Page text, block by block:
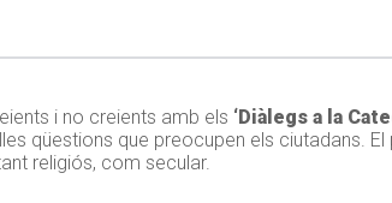
i no creients amb els ‘Diàlegs a la
qüestions que preocupen els ciutadans.
religiós, com secular.